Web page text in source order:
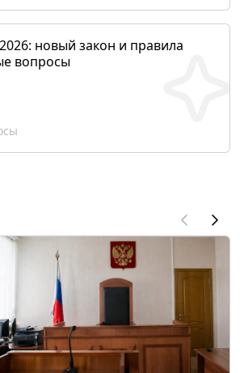
новый закон и правила
вопросы